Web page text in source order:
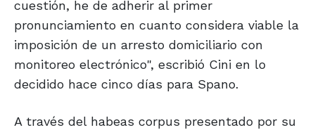
cuestión, he de adherir al primer
pronunciamiento en cuanto considera viable la
imposición de un arresto domiciliario con
monitoreo electrónico", escribió Cini en lo
decidido hace cinco días para Spano.
A través del habeas corpus presentado por su